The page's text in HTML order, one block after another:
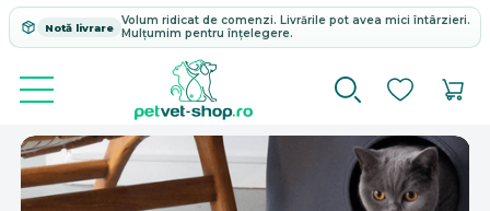
Notă livrare
Volum ridicat de comenzi. Livrările pot avea mici întârzieri.
Mulțumim pentru înțelegere.